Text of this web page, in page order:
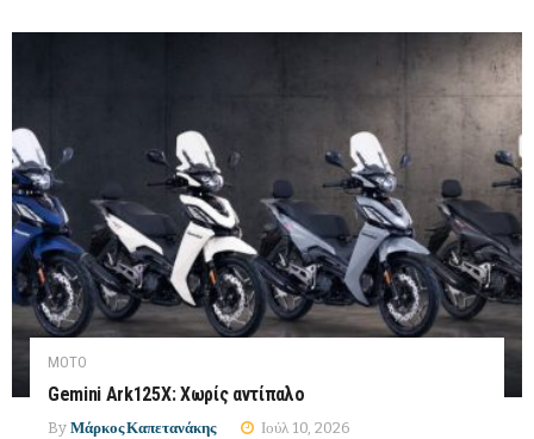
MOTO
Gemini Ark125X: Χωρίς αντίπαλο
By Μάρκος Καπετανάκης Ιούλ 10, 2026